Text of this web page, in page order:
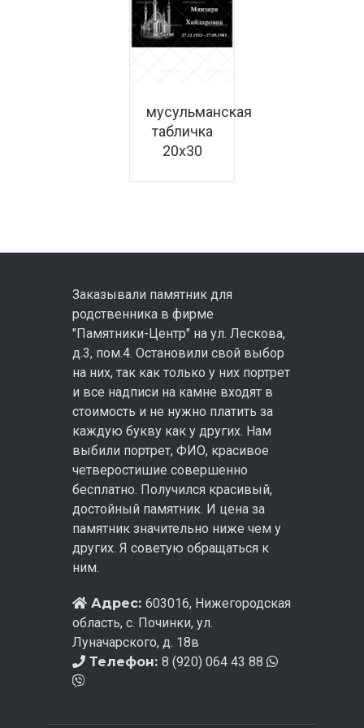
мусульманская
табличка
20х30
Заказывали памятник для
родственника в фирме
"Памятники-Центр" на ул. Лескова,
д.3, пом.4. Остановили свой выбор
на них, так как только у них портрет
и все надписи на камне входят в
стоимость и не нужно платить за
каждую букву как у других. Нам
выбили портрет, ФИО, красивое
четверостишие совершенно
бесплатно. Получился красивый,
достойный памятник. И цена за
памятник значительно ниже чем у
других. Я советую обращаться к
ним.
Адрес: 603016, Нижегородская
область, с. Починки, ул.
Луначарского, д. 18в
Телефон: 8 (920) 064 43 88